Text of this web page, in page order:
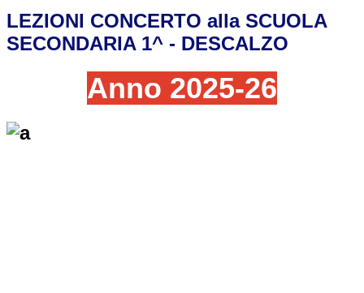
LEZIONI CONCERTO alla SCUOLA
SECONDARIA 1^ - DESCALZO
Anno 2025-26